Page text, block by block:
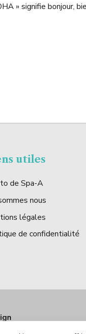
» signifie bonjour,
utiles
de Spa-A
nous
légales
de confidentialité